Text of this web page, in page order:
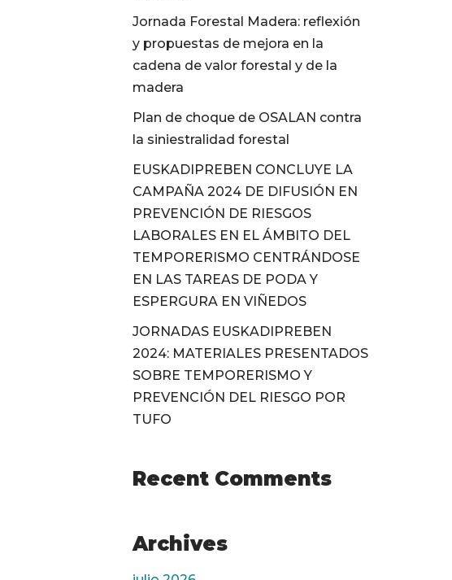
Jornada Forestal Madera: reflexión
y propuestas de mejora en la
cadena de valor forestal y de la
madera
Plan de choque de OSALAN contra
la siniestralidad forestal
EUSKADIPREBEN CONCLUYE LA
CAMPAÑA 2024 DE DIFUSIÓN EN
PREVENCIÓN DE RIESGOS
LABORALES EN EL ÁMBITO DEL
TEMPORERISMO CENTRÁNDOSE
EN LAS TAREAS DE PODA Y
ESPERGURA EN VIÑEDOS
JORNADAS EUSKADIPREBEN
2024: MATERIALES PRESENTADOS
SOBRE TEMPORERISMO Y
PREVENCIÓN DEL RIESGO POR
TUFO
Recent Comments
Archives